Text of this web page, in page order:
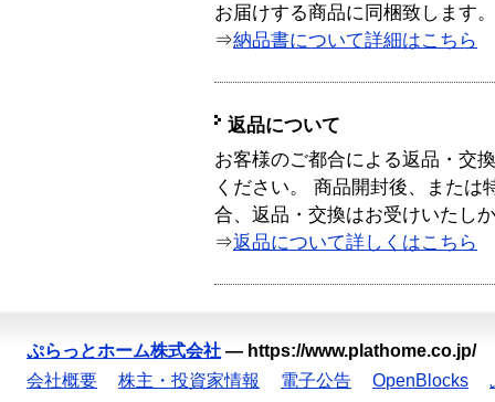
お届けする商品に同梱致します。
⇒納品書について詳細はこちら
返品について
お客様のご都合による返品・交
ください。 商品開封後、または
合、返品・交換はお受けいたし
⇒返品について詳しくはこちら
ぷらっとホーム株式会社 — https://www.plathome.co.jp/
会社概要
株主・投資家情報 電子公告 OpenBlocks